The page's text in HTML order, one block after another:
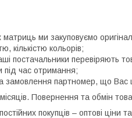
матриць ми закуповуємо
кількістю кольорів;
постачальники перевіряють
під час отримання;
замовлення партномер, що Вас
Повернення та обмін
покупців – оптові ціни